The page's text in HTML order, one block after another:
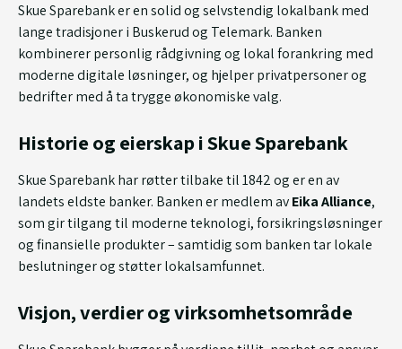
Skue Sparebank er en solid og selvstendig lokalbank med
lange tradisjoner i Buskerud og Telemark. Banken
kombinerer personlig rådgivning og lokal forankring med
moderne digitale løsninger, og hjelper privatpersoner og
bedrifter med å ta trygge økonomiske valg.
Historie og eierskap i Skue Sparebank
Skue Sparebank har røtter tilbake til 1842 og er en av
landets eldste banker. Banken er medlem avEika Alliance,
som gir tilgang til moderne teknologi, forsikringsløsninger
og finansielle produkter – samtidig som banken tar lokale
beslutninger og støtter lokalsamfunnet.
Visjon, verdier og virksomhetsområde